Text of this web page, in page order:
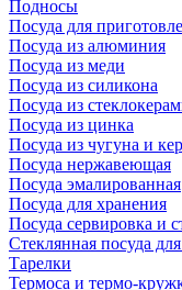
Подносы
Посуда для
Посуда из алюминия
Посуда из меди
Посуда из силикона
Посуда из
Посуда из цинка
Посуда из чугуна и
Посуда нержавеющая
Посуда эмалированная
Посуда для хранения
Посуда сервировка и
Стеклянная посуда
Тарелки
Термоса и термо-